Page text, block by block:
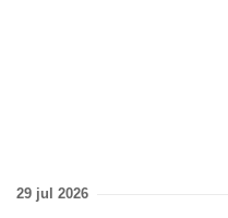
29 jul 2026